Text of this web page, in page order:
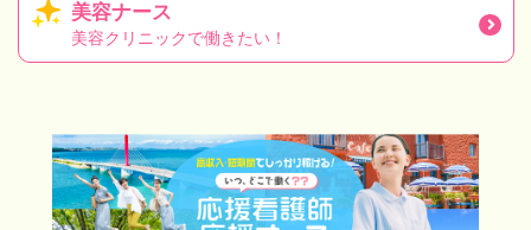
美容ナース
美容クリニックで働きたい！